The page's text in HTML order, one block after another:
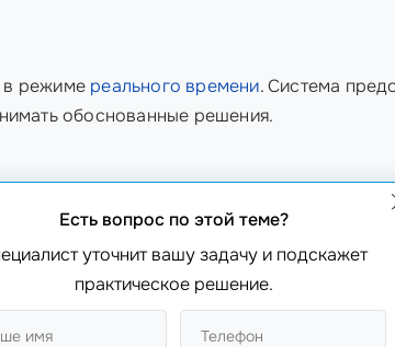
в режиме реального времени. Система
обоснованные решения.
? Благодаря CRM для продаж, вы можете
свои продажи с высокой точностью
Есть вопрос по этой теме?
уточнит вашу задачу и подскажет
практическое решение.